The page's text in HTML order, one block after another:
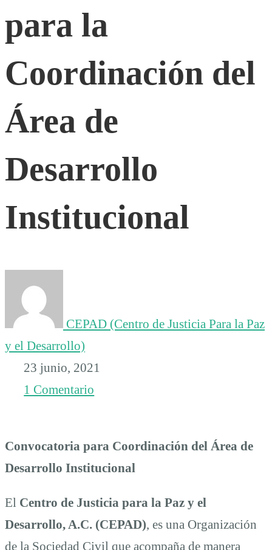
Coordinación
del
Área
de
Desarrollo
para la
Coordinación del
Área de
Desarrollo
Institucional
CEPAD (Centro de Justicia Para la Paz
y el Desarrollo)
23 junio, 2021
1 Comentario
Convocatoria para Coordinación del Área de
Desarrollo Institucional
El Centro de Justicia para la Paz y el
Desarrollo, A.C. (CEPAD), es una Organización
de la Sociedad Civil que acompaña de manera